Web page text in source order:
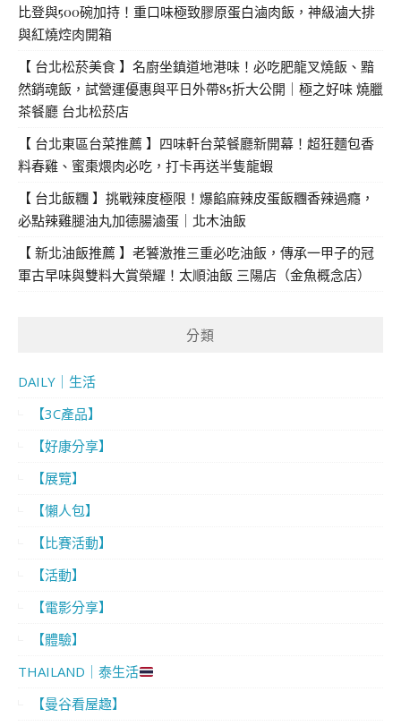
比登與500碗加持！重口味極致膠原蛋白滷肉飯，神級滷大排
與紅燒焢肉開箱
【 台北松菸美食 】名廚坐鎮道地港味！必吃肥龍叉燒飯、黯
然銷魂飯，試營運優惠與平日外帶85折大公開｜極之好味 燒臘
茶餐廳 台北松菸店
【 台北東區台菜推薦 】四味軒台菜餐廳新開幕！超狂麵包香
料春雞、蜜棗煨肉必吃，打卡再送半隻龍蝦
【 台北飯糰 】挑戰辣度極限！爆餡麻辣皮蛋飯糰香辣過癮，
必點辣雞腿油丸加德腸滷蛋｜北木油飯
【 新北油飯推薦 】老饕激推三重必吃油飯，傳承一甲子的冠
軍古早味與雙料大賞榮耀！太順油飯 三陽店（金魚概念店）
分類
DAILY｜生活
【3C產品】
【好康分享】
【展覽】
【懶人包】
【比賽活動】
【活動】
【電影分享】
【體驗】
THAILAND｜泰生活
【曼谷看屋趣】